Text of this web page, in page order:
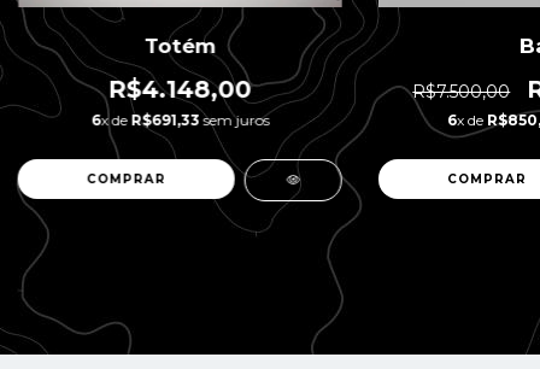
Totém
R$4.148,00
6x de R$691,33 sem juros
R$7.500,00
6x de